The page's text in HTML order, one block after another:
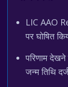
LIC AAO
पर घोषित
परिणाम
जन्म तिथि